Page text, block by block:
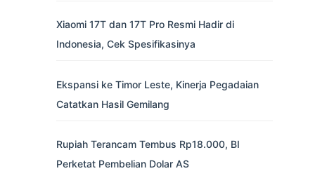
Xiaomi 17T dan 17T Pro Resmi Hadir di
Indonesia, Cek Spesifikasinya
Ekspansi ke Timor Leste, Kinerja Pegadaian
Catatkan Hasil Gemilang
Rupiah Terancam Tembus Rp18.000, BI
Perketat Pembelian Dolar AS